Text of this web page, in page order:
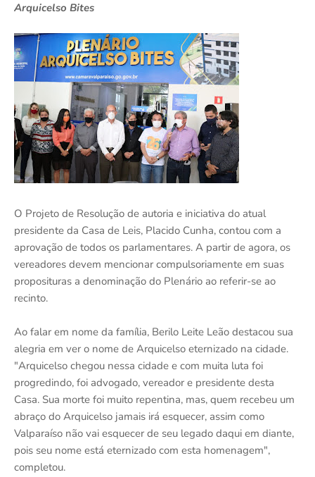
Arquicelso Bites
O Projeto de Resolução de autoria e iniciativa do atual
presidente da Casa de Leis, Placido Cunha, contou com a
aprovação de todos os parlamentares. A partir de agora, os
vereadores devem mencionar compulsoriamente em suas
proposituras a denominação do Plenário ao referir-se ao
recinto.
Ao falar em nome da família, Berilo Leite Leão destacou sua
alegria em ver o nome de Arquicelso eternizado na cidade.
"Arquicelso chegou nessa cidade e com muita luta foi
progredindo, foi advogado, vereador e presidente desta
Casa. Sua morte foi muito repentina, mas, quem recebeu um
abraço do Arquicelso jamais irá esquecer, assim como
Valparaíso não vai esquecer de seu legado daqui em diante,
pois seu nome está eternizado com esta homenagem",
completou.